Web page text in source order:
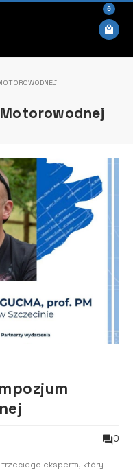
0
0
trzeciego eksperta, który